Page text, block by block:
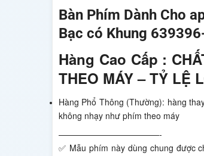
Bàn Phím Dành Cho
Bạc có Khung
Hàng Cao Cấp :
THEO MÁY – TỶ LỆ
Hàng Phổ Thông (Thường): hàng
không nhạy như phím theo máy
————————————-
✅ Mẫu phím này dùng chung được